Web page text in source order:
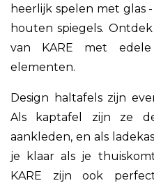
heerlijk spelen met glas
houten spiegels.
van KARE met
elementen.
Design haltafels zijn
Als kaptafel zijn ze
aankleden, en als
je klaar als je
KARE zijn ook